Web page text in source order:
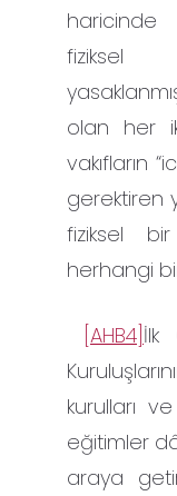
haricinde
fiziksel
olan her
vakıfların
gerektiren
fiziksel
herhangi
[AHB4] İlk
kurulları
eğitimler
araya